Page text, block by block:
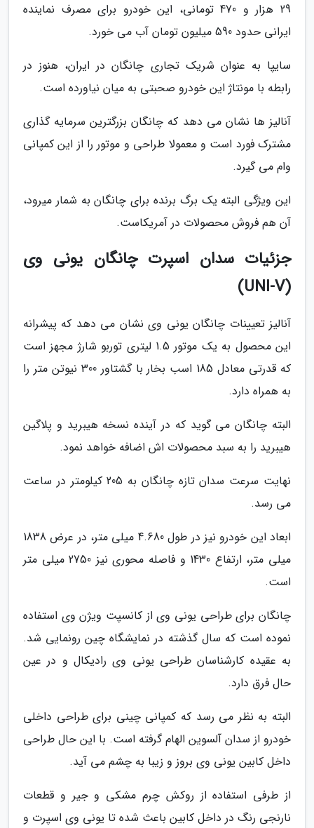
29 هزار و 470 تومانی، این خودرو برای مصرف نماینده
ایرانی حدود 590 میلیون تومان آب می خورد.
سایپا به عنوان شریک تجاری چانگان در ایران، هنوز در
رابطه با مونتاژ این خودرو صحبتی به میان نیاورده است.
آنالیز ها نشان می دهد که چانگان بزرگترین سرمایه گذاری
مشترک فورد است و معمولا طراحی و موتور را از این کمپانی
وام می گیرد.
این ویژگی البته یک برگ برنده برای چانگان به شمار میرود،
آن هم فروش محصولات در آمریکاست.
جزئیات سدان اسپرت چانگان یونی وی
(UNI-V)
آنالیز تعیینات چانگان یونی وی نشان می دهد که پیشرانه
این محصول به یک موتور 1.5 لیتری توربو شارژ مجهز است
که قدرتی معادل 185 اسب بخار با گشتاور 300 نیوتن متر را
به همراه دارد.
البته چانگان می گوید که در آینده نسخه هیبرید و پلاگین
هیبرید را به سبد محصولات اش اضافه خواهد نمود.
نهایت سرعت سدان تازه چانگان به 205 کیلومتر در ساعت
می رسد.
ابعاد این خودرو نیز در طول 4.680 میلی متر، در عرض 1838
میلی متر، ارتفاع 1430 و فاصله محوری نیز 2750 میلی متر
است.
چانگان برای طراحی یونی وی از کانسپت ویژن وی استفاده
نموده است که سال گذشته در نمایشگاه چین رونمایی شد.
به عقیده کارشناسان طراحی یونی وی رادیکال و در عین
حال فرق دارد.
البته به نظر می رسد که کمپانی چینی برای طراحی داخلی
خودرو از سدان آلسوین الهام گرفته است. با این حال طراحی
داخل کابین یونی وی بروز و زیبا به چشم می آید.
از طرفی استفاده از روکش چرم مشکی و جیر و قطعات
نارنجی رنگ در داخل کابین باعث شده تا یونی وی اسپرت و